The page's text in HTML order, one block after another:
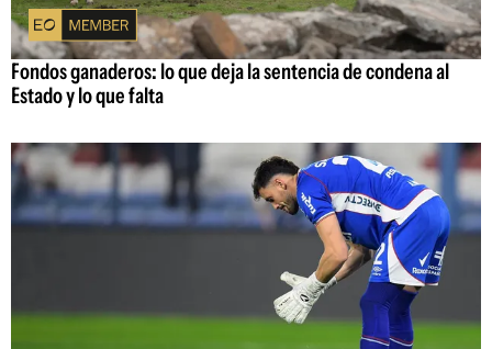
Fondos ganaderos: lo que deja la sentencia de condena al
Estado y lo que falta